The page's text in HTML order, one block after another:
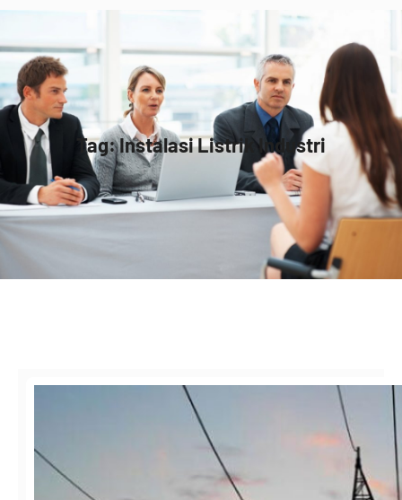
Tag:Instalasi Listrik Industri